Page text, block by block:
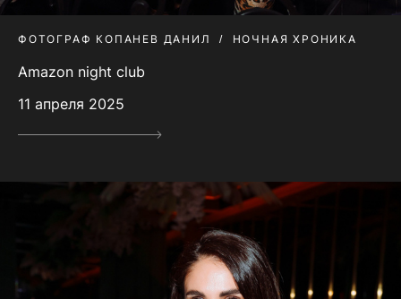
ФОТОГРАФ КОПАНЕВ ДАНИЛ НОЧНАЯ ХРОНИКА
Amazon night club
11 апреля 2025